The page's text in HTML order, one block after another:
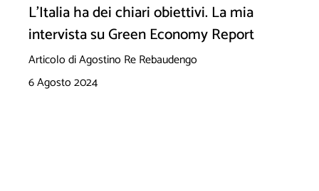
L'Italia ha dei chiari obiettivi. La mia
intervista su Green Economy Report
Articolo di Agostino Re Rebaudengo
6 Agosto 2024